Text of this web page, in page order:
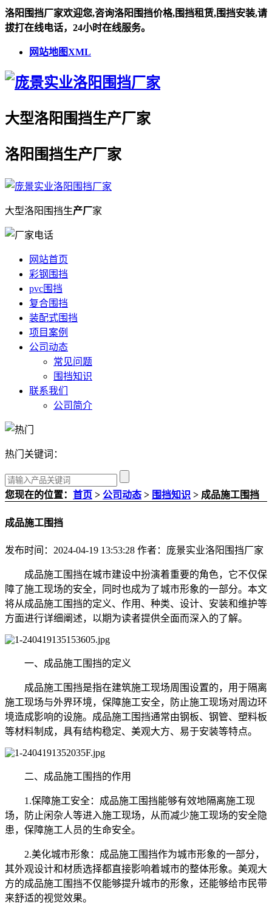
洛阳围挡厂家欢迎您,咨询洛阳围挡价格,围挡租赁,围挡安装,请
拔打在线电话，24小时在线服务。
网站地图XML
大型洛阳围挡生产厂家
洛阳围挡生产厂家
大型洛阳围挡生产厂家
网站首页
彩钢围挡
pvc围挡
复合围挡
装配式围挡
项目案例
公司动态
常见问题
围挡知识
联系我们
公司简介
热门关键词：
您现在的位置： 首页 > 公司动态 > 围挡知识 > 成品施工围挡
成品施工围挡
发布时间：2024-04-19 13:53:28 作者：庞景实业洛阳围挡厂家
成品施工围挡在城市建设中扮演着重要的角色，它不仅保
障了施工现场的安全，同时也成为了城市形象的一部分。本文
将从成品施工围挡的定义、作用、种类、设计、安装和维护等
方面进行详细阐述，以期为读者提供全面而深入的了解。
一、成品施工围挡的定义
成品施工围挡是指在建筑施工现场周围设置的，用于隔离
施工现场与外界环境，保障施工安全，防止施工现场对周边环
境造成影响的设施。成品施工围挡通常由钢板、钢管、塑料板
等材料制成，具有结构稳定、美观大方、易于安装等特点。
二、成品施工围挡的作用
1.保障施工安全：成品施工围挡能够有效地隔离施工现
场，防止闲杂人等进入施工现场，从而减少施工现场的安全隐
患，保障施工人员的生命安全。
2.美化城市形象：成品施工围挡作为城市形象的一部分，
其外观设计和材质选择都直接影响着城市的整体形象。美观大
方的成品施工围挡不仅能够提升城市的形象，还能够给市民带
来舒适的视觉效果。